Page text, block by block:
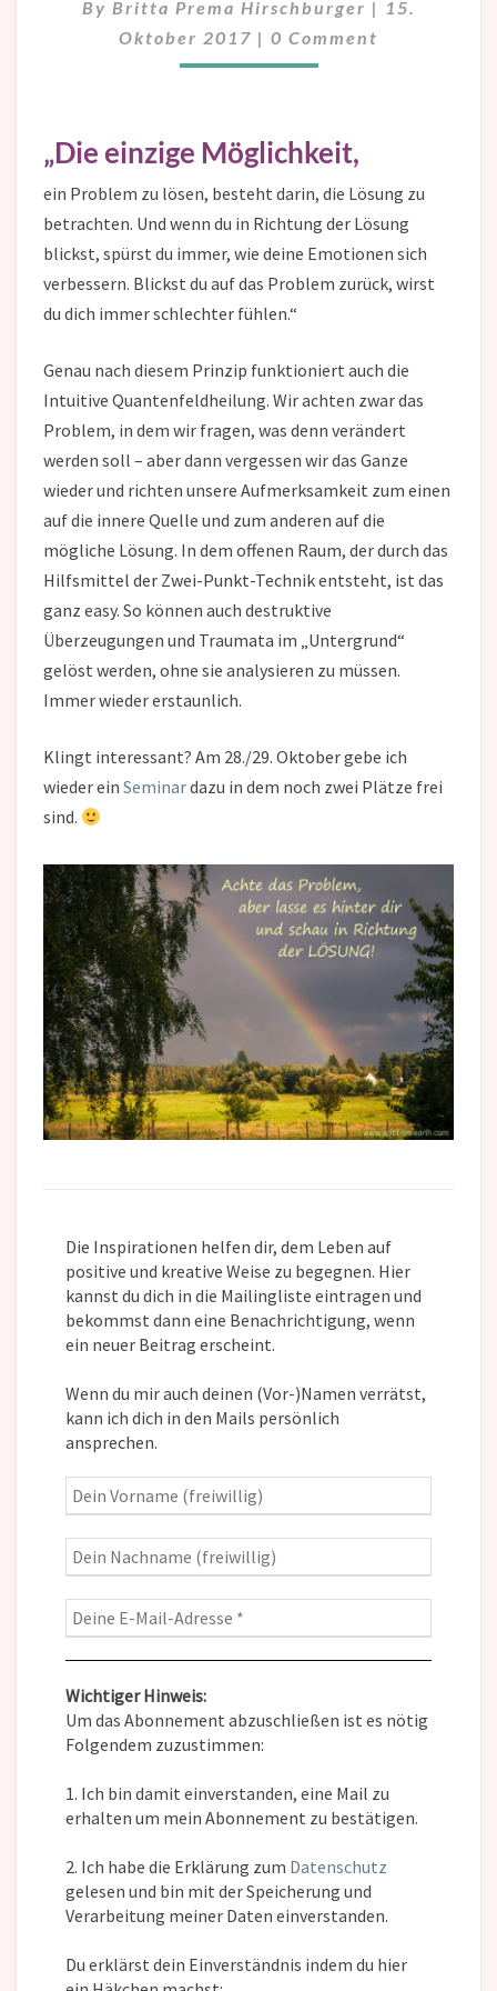
By Britta Prema Hirschburger | 15.
Oktober 2017 | Comments
0 Comment
„Die einzige Möglichkeit,
ein Problem zu lösen, besteht darin, die Lösung zu
betrachten. Und wenn du in Richtung der Lösung
blickst, spürst du immer, wie deine Emotionen sich
verbessern. Blickst du auf das Problem zurück, wirst
du dich immer schlechter fühlen.“
Genau nach diesem Prinzip funktioniert auch die
Intuitive Quantenfeldheilung. Wir achten zwar das
Problem, in dem wir fragen, was denn verändert
werden soll – aber dann vergessen wir das Ganze
wieder und richten unsere Aufmerksamkeit zum einen
auf die innere Quelle und zum anderen auf die
mögliche Lösung. In dem offenen Raum, der durch das
Hilfsmittel der Zwei-Punkt-Technik entsteht, ist das
ganz easy. So können auch destruktive
Überzeugungen und Traumata im „Untergrund“
gelöst werden, ohne sie analysieren zu müssen.
Immer wieder erstaunlich.
Klingt interessant? Am 28./29. Oktober gebe ich
wieder ein Seminardazu in dem noch zwei Plätze frei
sind.
Die Inspirationen helfen dir, dem Leben auf
positive und kreative Weise zu begegnen. Hier
kannst du dich in die Mailingliste eintragen und
bekommst dann eine Benachrichtigung, wenn
ein neuer Beitrag erscheint.
Wenn du mir auch deinen (Vor-)Namen verrätst,
kann ich dich in den Mails persönlich
ansprechen.
Wichtiger Hinweis:
Um das Abonnement abzuschließen ist es nötig
Folgendem zuzustimmen:
1. Ich bin damit einverstanden, eine Mail zu
erhalten um mein Abonnement zu bestätigen.
2. Ich habe die Erklärung zum Datenschutz
gelesen und bin mit der Speicherung und
Verarbeitung meiner Daten einverstanden.
Du erklärst dein Einverständnis indem du hier